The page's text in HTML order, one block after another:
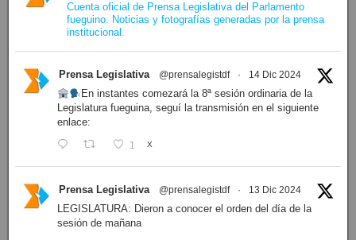
Cuenta oficial de Prensa Legislativa del Parlamento
fueguino. Noticias y fotografías generadas por la prensa
institucional.
Prensa Legislativa @prensalegistdf · 14 Dic 2024
En instantes comezará la 8ª sesión ordinaria de la
Legislatura fueguina, seguí la transmisión en el siguiente
enlace:
1 X
Prensa Legislativa @prensalegistdf · 13 Dic 2024
LEGISLATURA: Dieron a conocer el orden del día de la
sesión de mañana